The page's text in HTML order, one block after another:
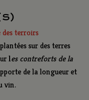
terroirs
sur des terres
les contreforts de la
de la longueur et
vin.